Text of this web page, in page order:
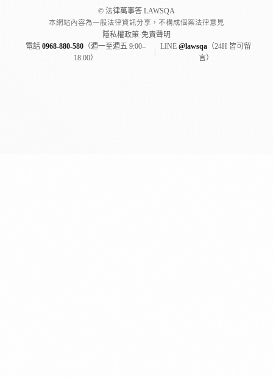
© 法律萬事答 LAWSQA
本網站內容為一般法律資訊分享，不構成個案法律意見
隱私權政策·免責聲明
電話0968-880-580 （週一至週五 9:00–
18:00）
|
LINE@lawsqa （24H 皆可留
言）